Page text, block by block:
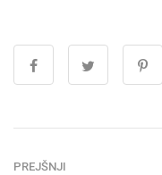
PREJŠNJI